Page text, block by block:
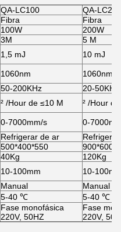
QA-LC100
QA-LC200
Fibra
Fibra
100W
200W
3M
5 M
1,5 mJ
10 mJ
1060nm
1060nm
50-200KHz
20-50KHz
² /Hour de ≤10 M
² /Hour
0-7000mm/s
0-
Refrigerar de ar
500*400*550
40Kg
120Kg
10-100mm
10-
Manual
Manual
5-40 ℃
5-40 ℃
Fase monofásica
220V, 50HZ
Fase
220V,